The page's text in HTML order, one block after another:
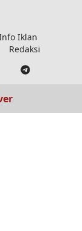
Iklan
Redaksi